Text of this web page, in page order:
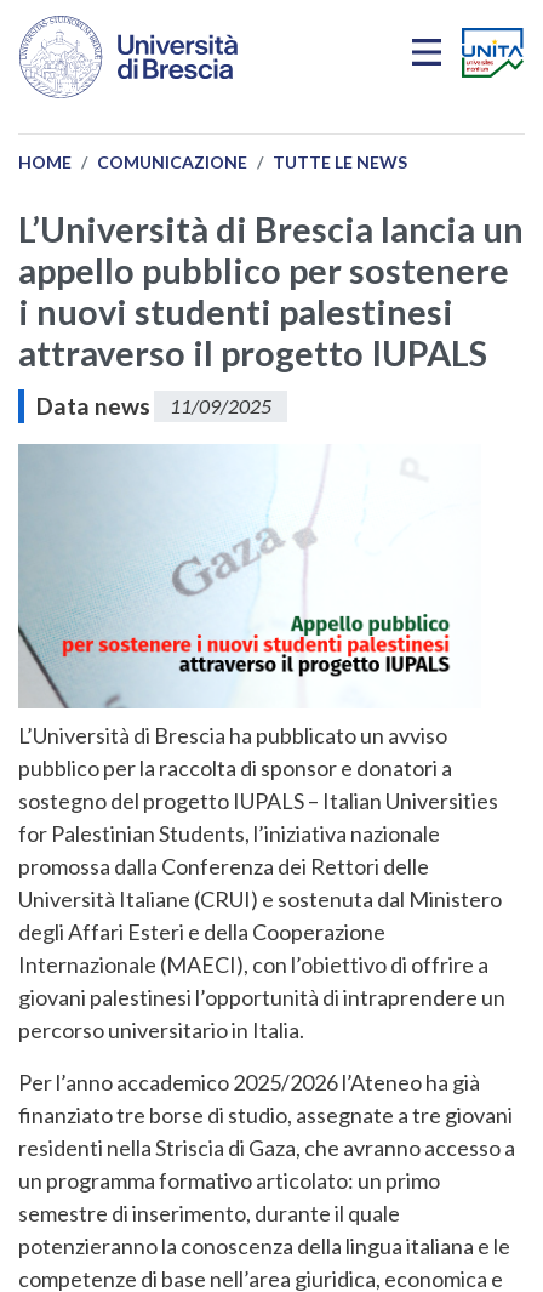
Salta al contenuto principale
HOME COMUNICAZIONE TUTTE LE NEWS
L’Università di Brescia lancia un
appello pubblico per sostenere
i nuovi studenti palestinesi
attraverso il progetto IUPALS
Data news 11/09/2025
L’Università di Brescia ha pubblicato un avviso
pubblico per la raccolta di sponsor e donatori a
sostegno del progetto IUPALS – Italian Universities
for Palestinian Students, l’iniziativa nazionale
promossa dalla Conferenza dei Rettori delle
Università Italiane (CRUI) e sostenuta dal Ministero
degli Affari Esteri e della Cooperazione
Internazionale (MAECI), con l’obiettivo di offrire a
giovani palestinesi l’opportunità di intraprendere un
percorso universitario in Italia.
Per l’anno accademico 2025/2026 l’Ateneo ha già
finanziato tre borse di studio, assegnate a tre giovani
residenti nella Striscia di Gaza, che avranno accesso a
un programma formativo articolato: un primo
semestre di inserimento, durante il quale
potenzieranno la conoscenza della lingua italiana e le
competenze di base nell’area giuridica, economica e